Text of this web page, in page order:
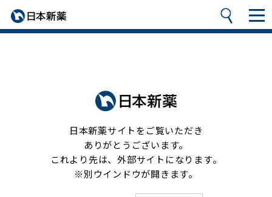
日本新薬サイトをご覧いただき
ありがとうございます。
これより先は、外部サイトになります。
※別ウインドウが開きます。